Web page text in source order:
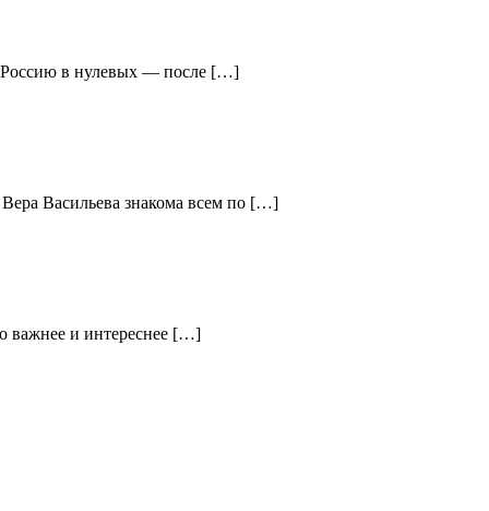
Россию в нулевых — после […]
Васильева знакома всем по […]
важнее и интереснее […]